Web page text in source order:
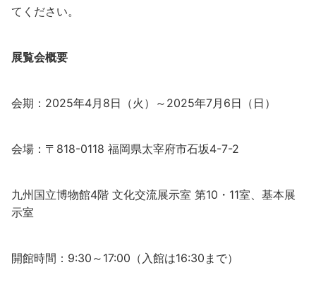
てください。
展覧会概要
会期：2025年4月8日（火）～2025年7月6日（日）
会場：〒818-0118 福岡県太宰府市石坂4-7-2
九州国立博物館4階 文化交流展示室 第10・11室、基本展
示室
開館時間：9:30～17:00（入館は16:30まで）